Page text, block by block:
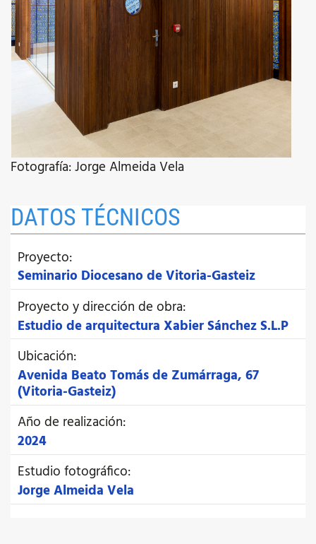
Fotografía: Jorge Almeida Vela
DATOS TÉCNICOS
Proyecto:
Seminario Diocesano de Vitoria-Gasteiz
Proyecto y dirección de obra:
Estudio de arquitectura Xabier Sánchez S.L.P
Ubicación:
Avenida Beato Tomás de Zumárraga, 67
(Vitoria-Gasteiz)
Año de realización:
2024
Estudio fotográfico:
Jorge Almeida Vela